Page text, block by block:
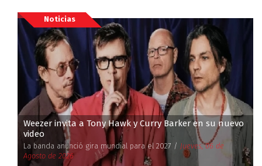
Noticias
Weezer invita a Tony Hawk y Curry Barker en su nuevo
video
La banda anunció gira mundial para el 2027 / Jueves, 06 de
Agosto de 2026